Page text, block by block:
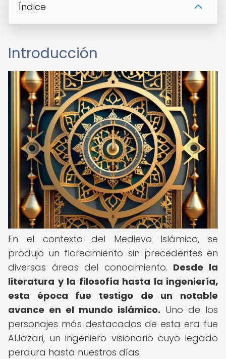
Índice
Introducción
En el contexto del Medievo Islámico, se
produjo un florecimiento sin precedentes en
diversas áreas del conocimiento. Desde la
literatura y la filosofía hasta la ingeniería,
esta época fue testigo de un notable
avance en el mundo islámico. Uno de los
personajes más destacados de esta era fue
AlJazari, un ingeniero visionario cuyo legado
perdura hasta nuestros días.